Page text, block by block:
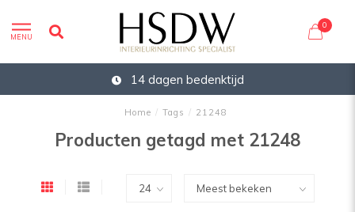
MENU
0
14 dagen bedenktijd
Home / Tags / 21248
Producten getagd met 21248